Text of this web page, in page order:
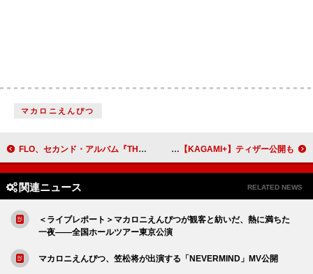
マカロニえんぴつ
FLO、セカンド・アルバム『THERAPY AT THE CLUB』7/24リリース 坂本龍一、最後のピアノソロ『Opus』野外上映に約7,000人が酔いしれる 日本初上演【KAGAMI+】ティザー公開も
関連ニュース RELATED NEWS
＜ライブレポート＞マカロニえんぴつが観客と紡いだ、熱に満ちた
一夜――全国ホールツアー東京公演
マカロニえんぴつ、笠松将が出演する「NEVERMIND」MV公開